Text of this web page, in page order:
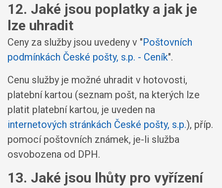
12. Jaké jsou poplatky a jak je
lze uhradit
Ceny za služby jsou uvedeny v "Poštovních
podmínkách České pošty, s.p. - Ceník".
Cenu služby je možné uhradit v hotovosti,
platební kartou (seznam pošt, na kterých lze
platit platební kartou, je uveden na
internetových stránkách České pošty, s.p.), příp.
pomocí poštovních známek, je-li služba
osvobozena od DPH.
13. Jaké jsou lhůty pro vyřízení